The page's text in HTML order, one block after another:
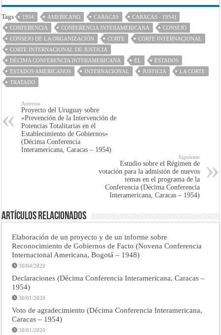
Tags 1954 AMERICANO CARACAS
CARACAS - 1954)
CONFERENCIA
CONFERENCIA INTERAMERICANA
CONSEJO
CONSEJO DE LA ORGANIZACIÓN
CORTE
CORTE INTERNACIONAL
CORTE INTERNACIONAL DE JUSTICIA
DÉCIMA CONFERENCIA INTERAMERICANA
EL
ESTADOS
ESTADOS AMERICANOS
INTERNACIONAL JUSTICIA
LA CORTE
TRATADO
Anterior
Proyecto del Uruguay sobre
«Prevención de la Intervención de
Potencias Totalitarias en el
Establecimiento de Gobiernos»
(Décima Conferencia
Interamericana, Caracas – 1954)
Siguiente
Estudio sobre el Régimen de
votación para la admisión de nuevos
temas en el programa de la
Conferencia (Décima Conferencia
Interamericana, Caracas – 1954)
Artículos Relacionados
Elaboración de un proyecto y de un informe sobre
Reconocimiento de Gobiernos de Facto (Novena Conferencia
Internacional Americana, Bogotá – 1948)
30/04/2020
Declaraciones (Décima Conferencia Interamericana, Caracas –
1954)
30/01/2020
Voto de agradecimiento (Décima Conferencia Interamericana,
Caracas – 1954)
30/01/2020